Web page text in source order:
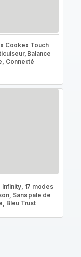
Cookeo Touch
Balance
Connecté
Infinity, 17 modes
Sans pale de
Bleu Trust